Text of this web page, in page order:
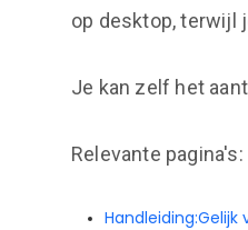
op desktop, terwijl
Je kan zelf het
Relevante pagina's: